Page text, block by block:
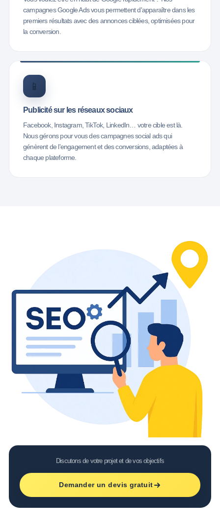
campagnes Google Ads vous permettent d'apparaître dans les
premiers résultats avec des annonces ciblées, optimisées pour
la conversion.
📱
Publicité sur les réseaux sociaux
Facebook, Instagram, TikTok, LinkedIn… votre cible est là.
Nous gérons pour vous des campagnes social ads qui
génèrent de l'engagement et des conversions, adaptées à
chaque plateforme.
Discutons de votre projet et de vos objectifs
Demander un devis gratuit